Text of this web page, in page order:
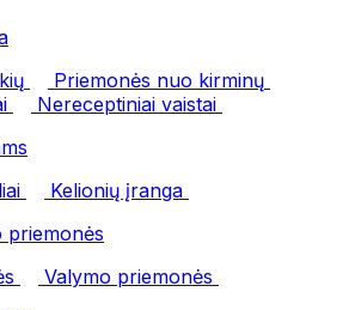
Priemonės nuo kirminų
Nereceptiniai vaistai
Kelionių įranga
priemonės
Valymo priemonės